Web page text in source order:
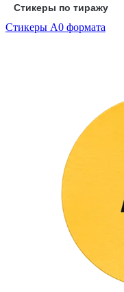
Стикеры по тиражу
Стикеры А0 формата